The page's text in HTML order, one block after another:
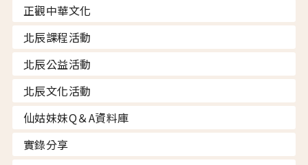
正觀中華文化
北辰課程活動
北辰公益活動
北辰文化活動
仙姑妹妹Q＆A資料庫
實錄分享